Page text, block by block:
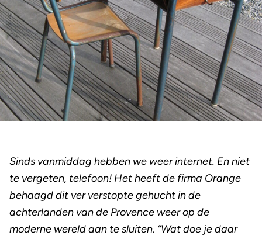
Sinds vanmiddag hebben we weer internet. En niet
te vergeten, telefoon! Het heeft de firma Orange
behaagd dit ver verstopte gehucht in de
achterlanden van de Provence weer op de
moderne wereld aan te sluiten. “Wat doe je daar